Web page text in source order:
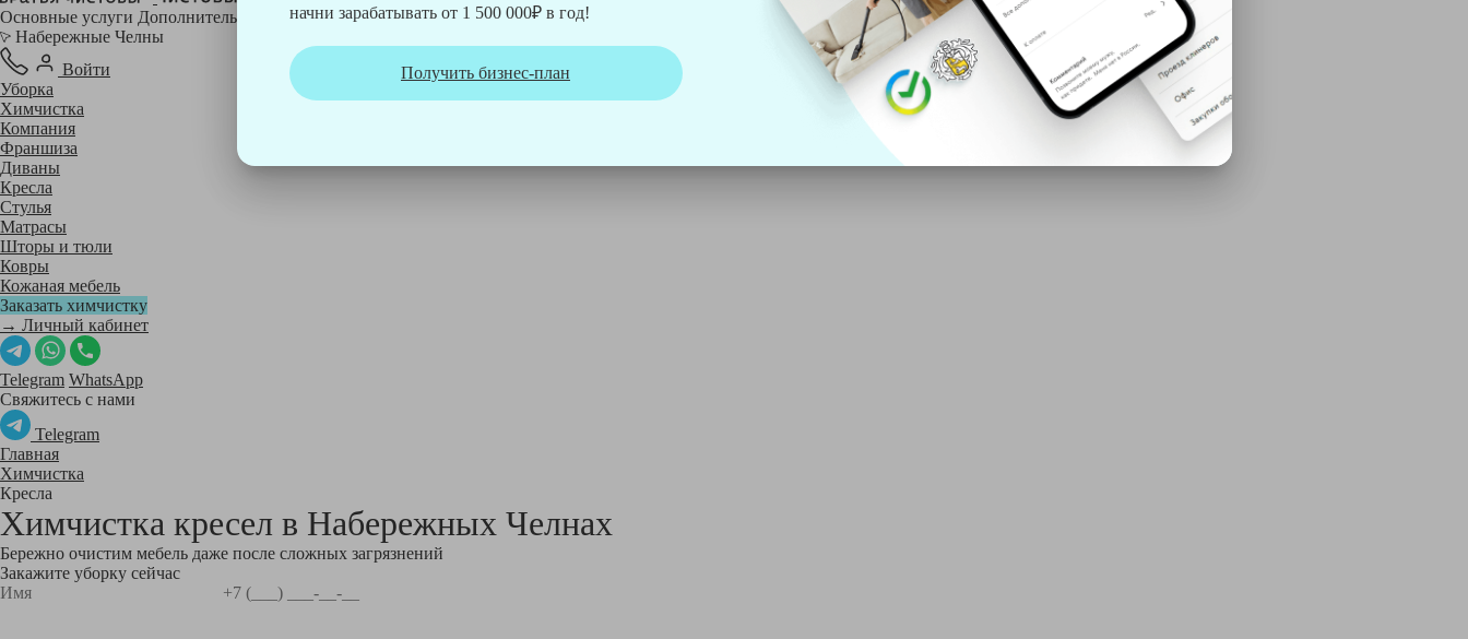
начни зарабатывать от 1 500 000₽ в год!
Получить бизнес-план
Основные услуги Дополнительные
Набережные Челны
Войти
Уборка
Химчистка
Компания
Франшиза
Диваны
Кресла
Стулья
Матрасы
Шторы и тюли
Ковры
Кожаная мебель
Заказать химчистку
→ Личный кабинет
Telegram WhatsApp
Свяжитесь с нами
Telegram
Главная
Химчистка
Кресла
Химчистка кресел в Набережных Челнах
Бережно очистим мебель даже после сложных загрязнений
Закажите уборку сейчас